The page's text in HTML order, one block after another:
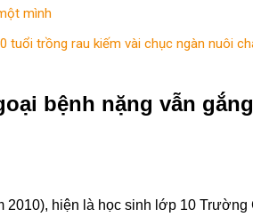
mình
tuổi trồng rau kiếm vài chục ngàn nuôi
bệnh nặng vẫn
2010), hiện là học sinh lớp 10 Trường